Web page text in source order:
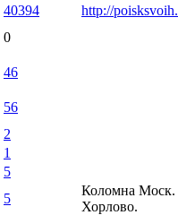
40394
http://
0
46
56
2
1
5
5
Коломна Моск.
Хорлово.